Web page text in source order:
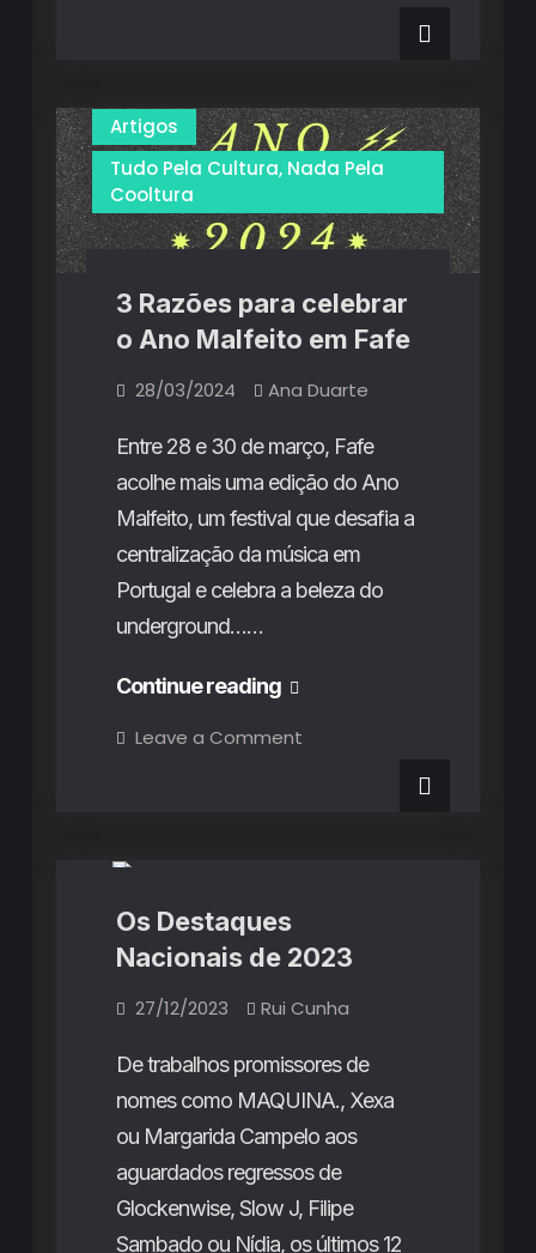
(3º
Dia):
Celebrações
universais,
propostas
nostálgicas
e
importância
da
diversidade
Dia):
Celebrações
universais,
propostas
nostálgicas
a
importância
da
Artigos
Tudo Pela Cultura, Nada Pela
Cooltura
3 Razões para celebrar
o Ano Malfeito em Fafe
28/03/2024 Ana Duarte
Entre 28 e 30 de março, Fafe
acolhe mais uma edição do Ano
Malfeito, um festival que desafia a
centralização da música em
Portugal e celebra a beleza do
underground……
Continue reading3
em
Fafe
Leave a Commenton
Os Destaques
Nacionais de 2023
27/12/2023 Rui Cunha
De trabalhos promissores de
nomes como MAQUINA., Xexa
ou Margarida Campelo aos
aguardados regressos de
Glockenwise, Slow J, Filipe
Sambado ou Nídia, os últimos 12